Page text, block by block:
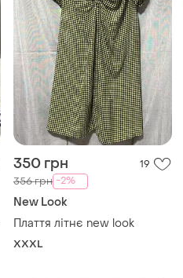
350 грн 19
356 грн -2%
New Look
Плаття літнє new look
XXXL